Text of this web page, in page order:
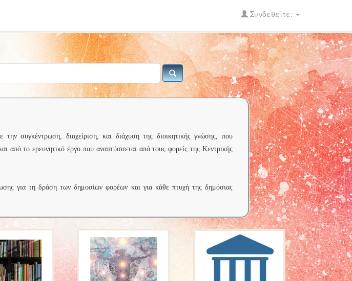
Συνδεθείτε:
συγκέντρωση, διαχείριση, και διάχυση της διοικητικής γνώσης, που
από το ερευνητικό έργο που αναπτύσσεται από τους φορείς της Κεντρικής
για τη δράση των δημοσίων φορέων και για κάθε πτυχή της δημόσιας